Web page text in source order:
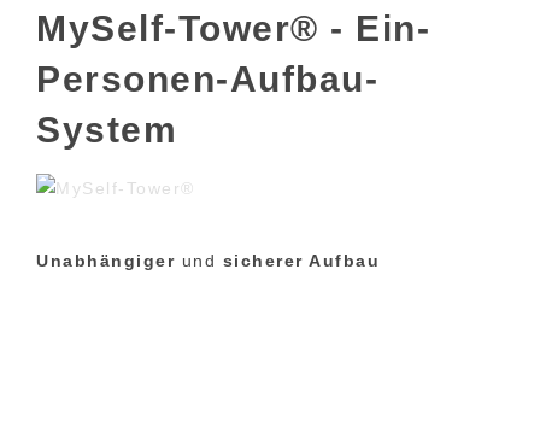
MySelf-Tower® - Ein-
Personen-Aufbau-
System
Unabhängiger und sicherer Aufbau